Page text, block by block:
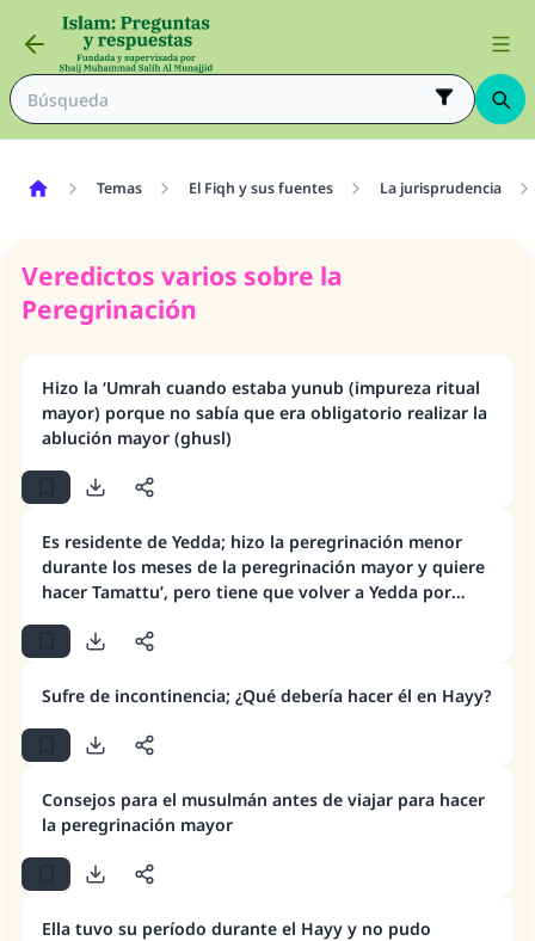
Temas El Fiqh y sus fuentes La jurisprudencia
Veredictos varios sobre la
Peregrinación
Hizo la ‘Umrah cuando estaba yunub (impureza ritual
mayor) porque no sabía que era obligatorio realizar la
ablución mayor (ghusl)
Es residente de Yedda; hizo la peregrinación menor
durante los meses de la peregrinación mayor y quiere
hacer Tamattu’, pero tiene que volver a Yedda por
Sufre de incontinencia; ¿Qué debería hacer él en Hayy?
Consejos para el musulmán antes de viajar para hacer
la peregrinación mayor
Ella tuvo su período durante el Hayy y no pudo